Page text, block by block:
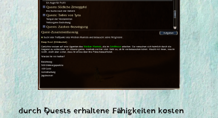
durch Quests erhaltene Fähigkeiten kosten